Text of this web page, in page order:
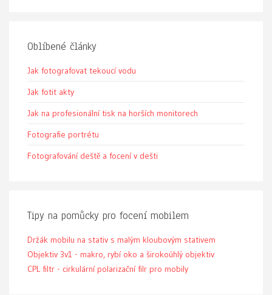
Oblíbené články
Jak fotografovat tekoucí vodu
Jak fotit akty
Jak na profesionální tisk na horších monitorech
Fotografie portrétu
Fotografování deště a focení v dešti
Tipy na pomůcky pro focení mobilem
Držák mobilu na stativ s malým kloubovým stativem
Objektiv 3v1 - makro, rybí oko a širokoúhlý objektiv
CPL filtr - cirkulární polarizační filr pro mobily